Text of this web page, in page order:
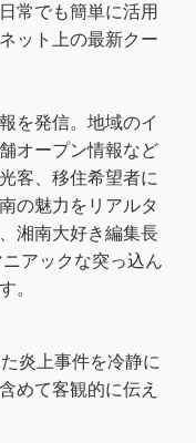
常でも簡単に活用
ット上の最新クー
を発信。地域のイ
オープン情報など
客、移住希望者に
の魅力をリアルタ
湘南大好き編集長
アックな突っ込ん
。
炎上事件を冷静に
めて客観的に伝え